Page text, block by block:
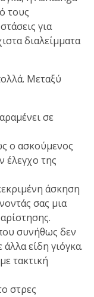
τους
για
διαλείμματα
Μεταξύ
σε
ο ασκούμενος
έλεγχο της
άσκηση
σας μια
συνήθως δεν
είδη γιόγκα.
τακτική
στρες